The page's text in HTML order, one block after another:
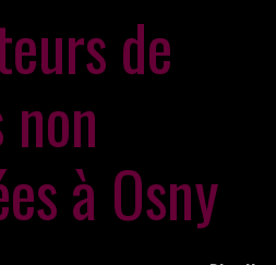
de
à Osny